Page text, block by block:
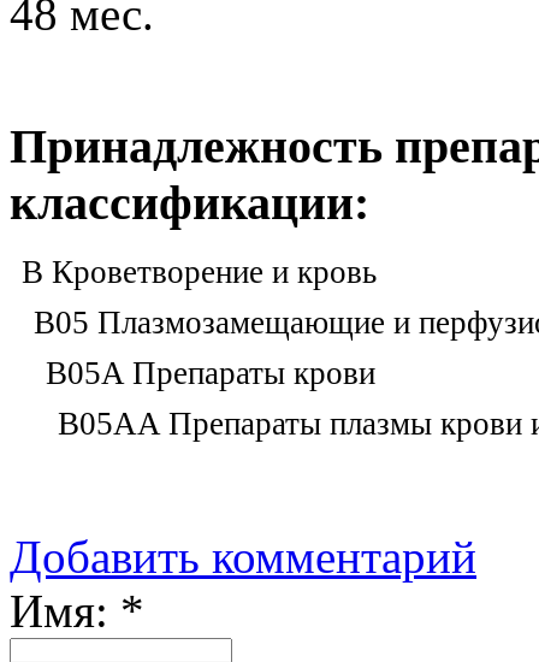
48 мес.
Принадлежность
классификации:
B Кроветворение и кровь
B05 Плазмозамещающие и
B05A Препараты крови
B05AA Препараты плазмы крови
Добавить комментарий
Имя: *